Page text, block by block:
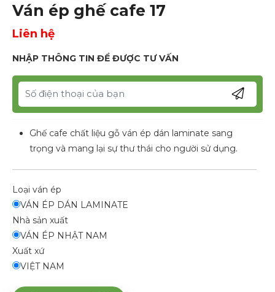
Ván ép ghế cafe 17
Liên hệ
NHẬP THÔNG TIN ĐỂ ĐƯỢC TƯ VẤN
Ghế cafe chất liệu gỗ ván ép dán laminate sang
trọng và mang lại sự thư thái cho người sử dụng.
Loại ván ép
VÁN ÉP DÁN LAMINATE
Nhà sản xuất
VÁN ÉP NHẬT NAM
Xuất xứ
VIỆT NAM